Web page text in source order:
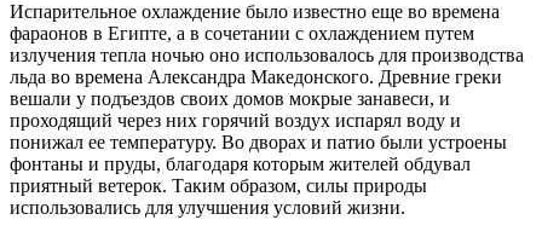
Испарительное охлаждение было известно еще во времена
фараонов в Египте, а в сочетании с охлаждением путем
излучения тепла ночью оно использовалось для производства
льда во времена Александра Македонского. Древние греки
вешали у подъездов своих домов мокрые занавеси, и
проходящий через них горячий воздух испарял воду и
понижал ее температуру. Во дворах и патио были устроены
фонтаны и пруды, благодаря которым жителей обдувал
приятный ветерок. Таким образом, силы природы
использовались для улучшения условий жизни.